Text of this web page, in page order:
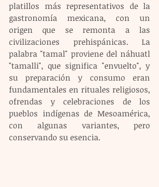
platillos más representativos de la
gastronomía mexicana, con un
origen que se remonta a las
civilizaciones prehispánicas. La
palabra "tamal" proviene del náhuatl
"tamalli", que significa "envuelto", y
su preparación y consumo eran
fundamentales en rituales religiosos,
ofrendas y celebraciones de los
pueblos indígenas de Mesoamérica,
con algunas variantes, pero
conservando su esencia.